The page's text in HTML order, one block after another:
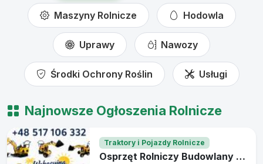
Maszyny Rolnicze Hodowla
Uprawy Nawozy
Środki Ochrony Roślin Usługi
Najnowsze Ogłoszenia Rolnicze
Traktory i Pojazdy Rolnicze
Osprzęt Rolniczy Budowlany + Koparka Ładowarka Wozidło POLSKIE